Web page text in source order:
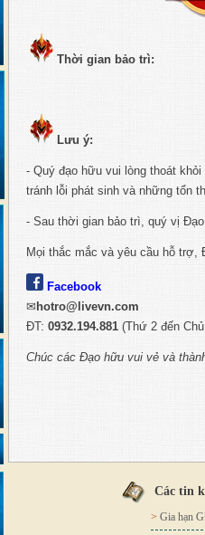
Thời gian bảo trì:
Lưu ý:
- Quý đạo hữu vui lòng thoát
tránh lỗi phát sinh và những tổn
- Sau thời gian bảo trì, quý vị
Mọi thắc mắc và yêu cầu hỗ
Facebook
✉ hotro@livevn.com
ĐT: 0932.194.881 (Thứ 2 đến
Chúc các Đạo hữu vui vẻ và
Các tin
> Gia hạn